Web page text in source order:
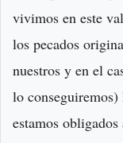
vivimos en este
los pecados
nuestros y en el
lo conseguiremos)
estamos obligados